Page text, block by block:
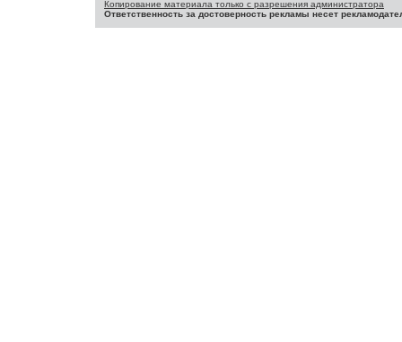
Копирование материала только с разрешения администратора
Ответственность за достоверность рекламы несет